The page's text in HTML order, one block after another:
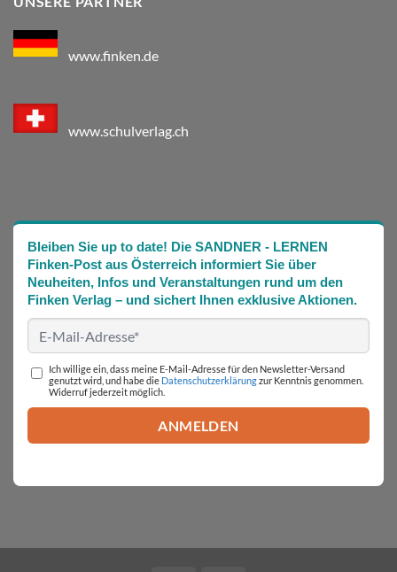
www.finken.de
www.schulverlag.ch
Bleiben Sie up to date! Die SANDNER - LERNEN
Finken-Post aus Österreich informiert Sie über
Neuheiten, Infos und Veranstaltungen rund um den
Finken Verlag – und sichert Ihnen exklusive Aktionen.
Ich willige ein, dass meine E-Mail-Adresse für den Newsletter-Versand
genutzt wird, und habe die Datenschutzerklärungzur Kenntnis genommen.
Widerruf jederzeit möglich.